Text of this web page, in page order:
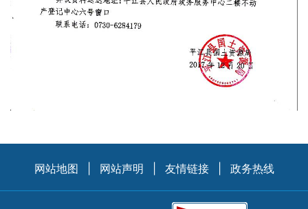
网站地图 网站声明 友情链接 政务热线